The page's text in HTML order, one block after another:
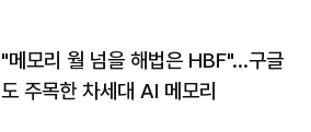
"메모리 월 넘을 해법은 HBF"…구글
도 주목한 차세대 AI 메모리